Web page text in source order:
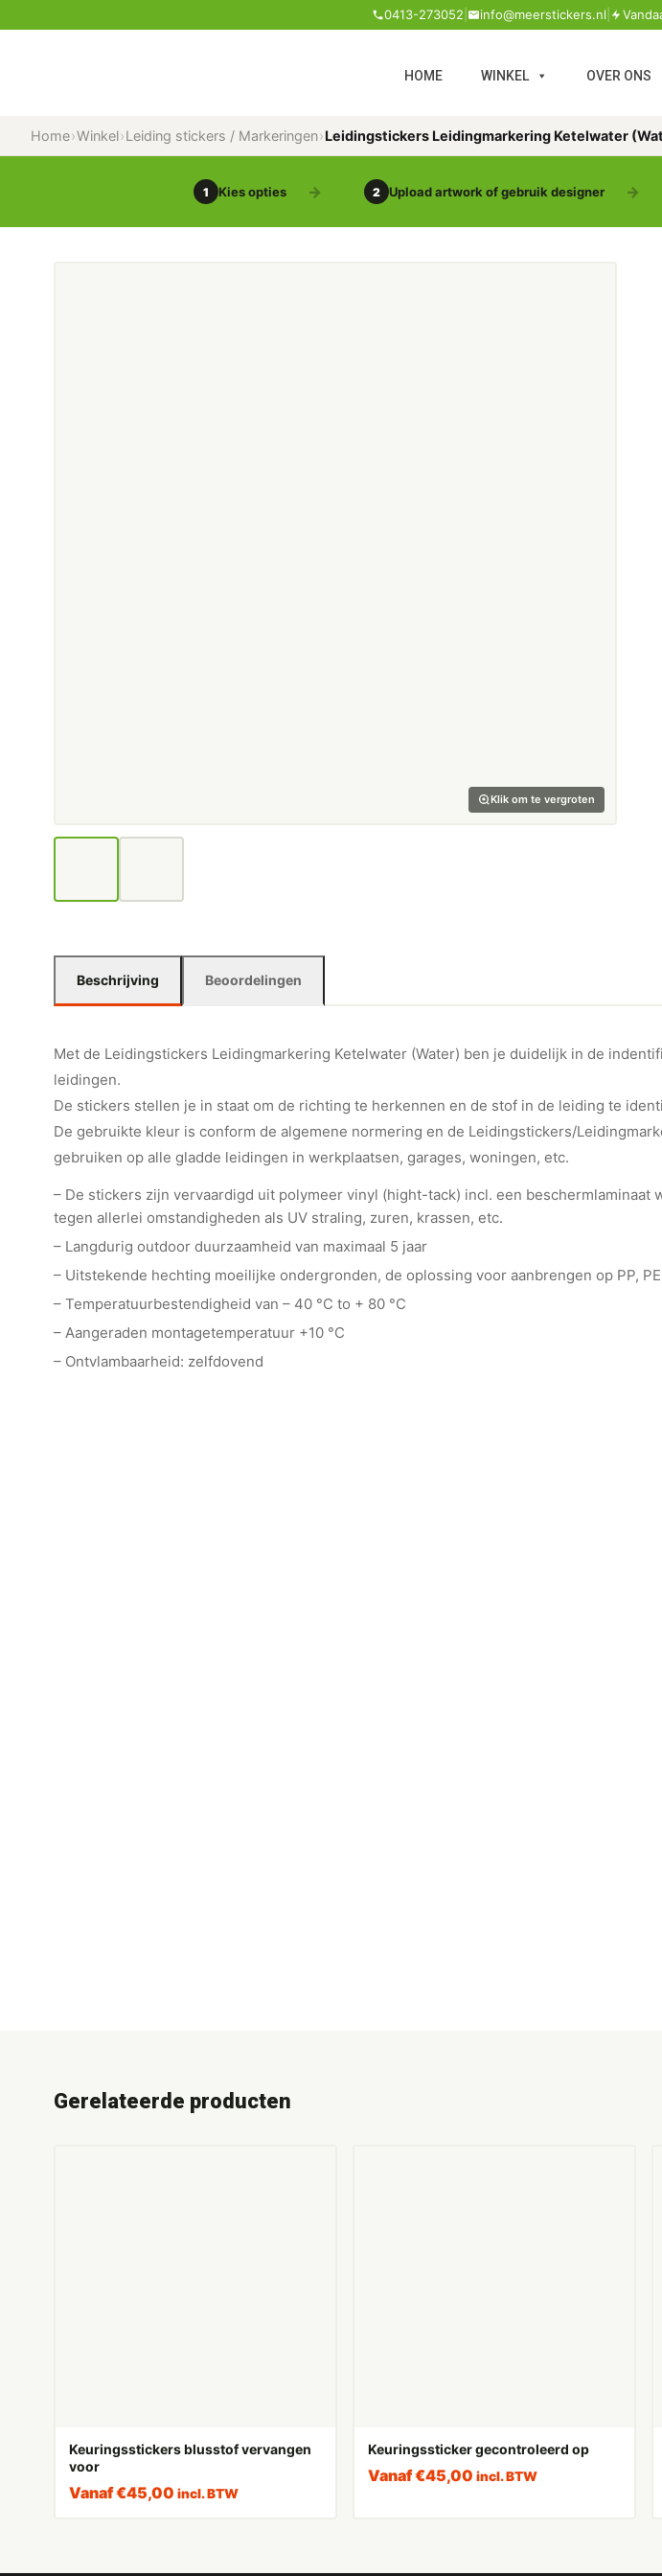
0413-273052 info@meerstickers.nl
HOME WINKEL OVER ONS
Home›Winkel›Leiding stickers / Markeringen›Leidingstickers Leidingmarkering Ketelwater
1 Kies opties 2 Upload artwork of gebruik designer
Klik om te vergroten
Beschrijving Beoordelingen
Met de Leidingstickers Leidingmarkering Ketelwater (Water) ben je duidelijk in de
leidingen.
De stickers stellen je in staat om de richting te herkennen en de stof in de leiding te
De gebruikte kleur is conform de algemene normering en de Leidingstickers/
gebruiken op alle gladde leidingen in werkplaatsen, garages, woningen, etc.
– De stickers zijn vervaardigd uit polymeer vinyl (hight-tack) incl. een beschermlaminaat
tegen allerlei omstandigheden als UV straling, zuren, krassen, etc.
– Langdurig outdoor duurzaamheid van maximaal 5 jaar
– Uitstekende hechting moeilijke ondergronden, de oplossing voor aanbrengen op PP,
– Temperatuurbestendigheid van – 40 °C to + 80 °C
– Aangeraden montagetemperatuur +10 °C
– Ontvlambaarheid: zelfdovend
Gerelateerde producten
Keuringsstickers blusstof vervangen
voor
Vanaf€45,00 incl. BTW
Keuringssticker gecontroleerd op
Vanaf€45,00 incl. BTW